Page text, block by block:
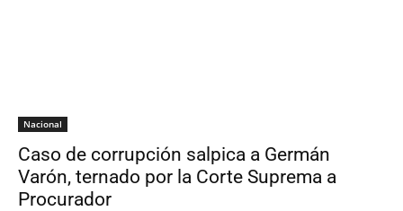
Nacional
Caso de corrupción salpica a Germán
Varón, ternado por la Corte Suprema a
Procurador